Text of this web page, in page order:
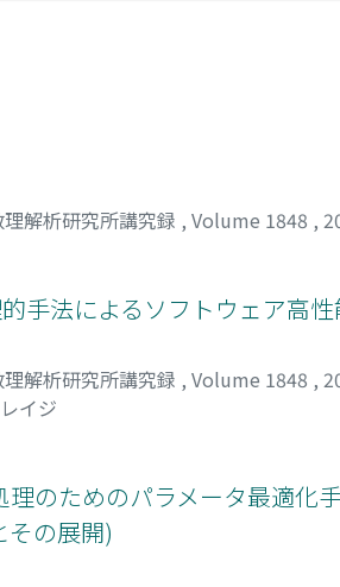
解析研究所講究録 , Volume 1848 ,
手法によるソフトウェア高
解析研究所講究録 , Volume 1848 ,
イジ
のためのパラメータ最適化
その展開)